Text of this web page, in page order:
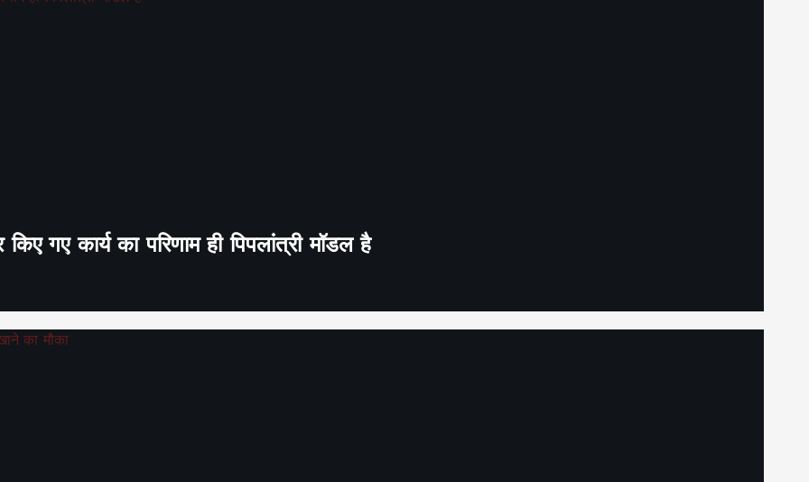
गए कार्य का परिणाम ही पिपलांत्री मॉडल है